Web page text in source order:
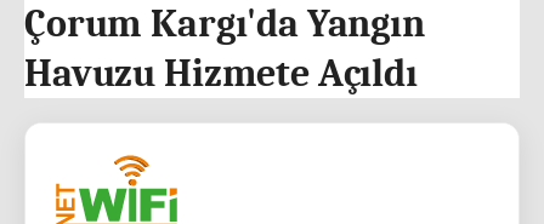
Çorum Kargı'da Yangın
Havuzu Hizmete Açıldı